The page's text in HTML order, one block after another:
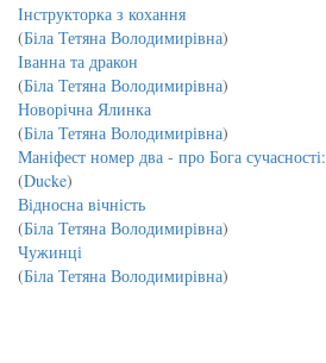
Інструкторка з кохання
(Біла Тетяна Володимирівна)
Іванна та дракон
(Біла Тетяна Володимирівна)
Новорічна Ялинка
(Біла Тетяна Володимирівна)
Маніфест номер два - про Бога сучасності:
(Ducke)
Відносна вічність
(Біла Тетяна Володимирівна)
Чужинці
(Біла Тетяна Володимирівна)